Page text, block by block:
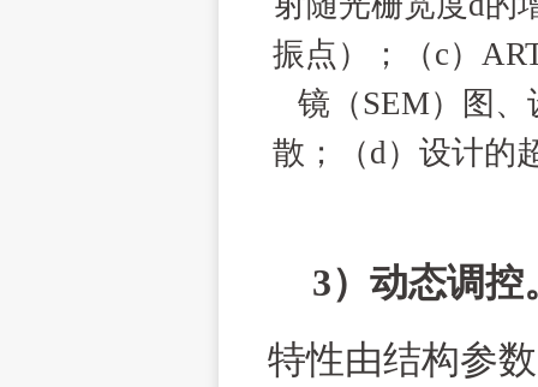
振点）；（c）
镜（SEM）图、
散；（d）设计的
3）动态调控
特性由结构参